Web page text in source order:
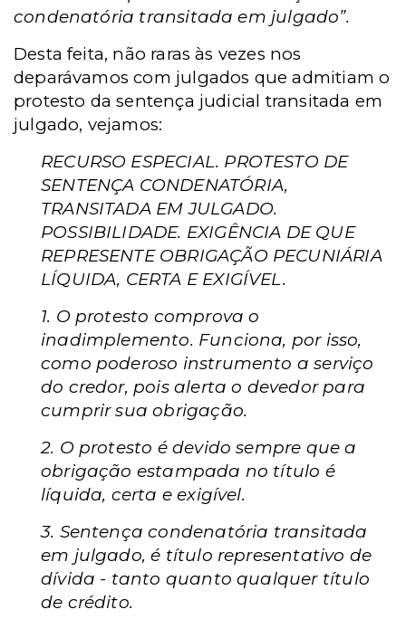
condenatória transitada em julgado”.
Desta feita, não raras às vezes nos
deparávamos com julgados que admitiam o
protesto da sentença judicial transitada em
julgado, vejamos:
RECURSO ESPECIAL. PROTESTO DE
SENTENÇA CONDENATÓRIA,
TRANSITADA EM JULGADO.
POSSIBILIDADE. EXIGÊNCIA DE QUE
REPRESENTE OBRIGAÇÃO PECUNIÁRIA
LÍQUIDA, CERTA E EXIGÍVEL.
1. O protesto comprova o
inadimplemento. Funciona, por isso,
como poderoso instrumento a serviço
do credor, pois alerta o devedor para
cumprir sua obrigação.
2. O protesto é devido sempre que a
obrigação estampada no título é
líquida, certa e exigível.
3. Sentença condenatória transitada
em julgado, é título representativo de
dívida - tanto quanto qualquer título
de crédito.